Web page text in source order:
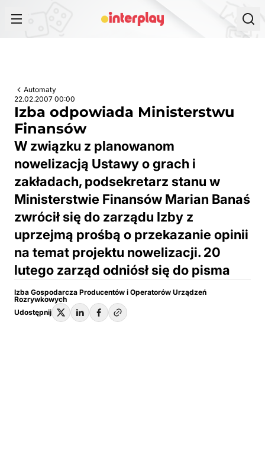
Automaty
22.02.2007 00:00
Izba odpowiada Ministerstwu
Finansów
W związku z planowanom
nowelizacją Ustawy o grach i
zakładach, podsekretarz stanu w
Ministerstwie Finansów Marian Banaś
zwrócił się do zarządu Izby z
uprzejmą prośbą o przekazanie opinii
na temat projektu nowelizacji. 20
lutego zarząd odniósł się do pisma
Izba Gospodarcza Producentów i Operatorów Urządzeń
Rozrywkowych
Udostępnij